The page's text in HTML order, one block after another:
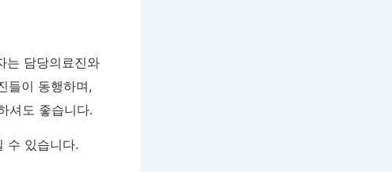
는 담당의료진와
들이 동행하며,
셔도 좋습니다.
수 있습니다.